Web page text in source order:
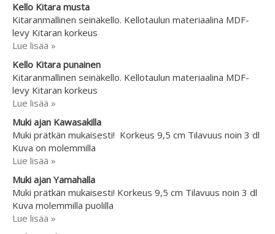
Kello Kitara musta
Kitaranmallinen seinäkello. Kellotaulun materiaalina MDF-
levy Kitaran korkeus
Lue lisää »
Kello Kitara punainen
Kitaranmallinen seinäkello. Kellotaulun materiaalina MDF-
levy Kitaran korkeus
Lue lisää »
Muki ajan Kawasakilla
Muki prätkän mukaisesti! Korkeus 9,5 cm Tilavuus noin 3 dl
Kuva on molemmilla
Lue lisää »
Muki ajan Yamahalla
Muki prätkän mukaisesti! Korkeus 9,5 cm Tilavuus noin 3 dl
Kuva molemmilla puolilla
Lue lisää »